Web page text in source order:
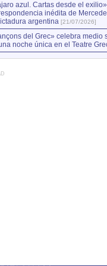
azul. Cartas desde el
inédita de
argentina [21/07/2026]
del Grec» celebra medio
noche única en el Teatre